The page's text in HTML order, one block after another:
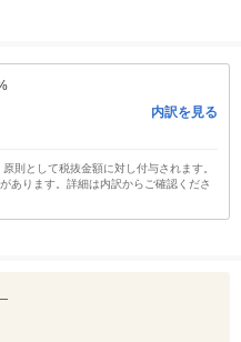
内訳を見る
則として税抜金額に対し付与されます。
あります。詳細は内訳からご確認くださ